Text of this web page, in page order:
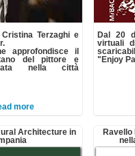
Terzaghi e
approfondisce il
del pittore e
nella città
more
Dal 20
virtuali
"Enjoy
Architecture in
Ravello